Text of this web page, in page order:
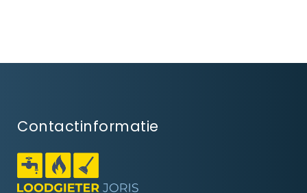
Contactinformatie